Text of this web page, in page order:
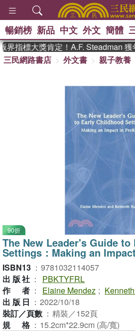
熱搜： 東
李登輝時代
偉大的
群喵 、 臺
暢銷榜 新品 中文 外文 簡體
指標大獎肯定！A.F. Steadman 獲
三民網路書店
外文書 親子教養
90折
The New Leader's Guide
Settings：Making an
ISBN13 ： 9781032114057
出版社 ：
PBKTYFRL
作者 ： Elaine Mendez ;
出版日 ： 2022/10/18
裝訂／頁數 ： 精裝／152頁
規格 ： 15.2cm*22.9cm (高/寬)